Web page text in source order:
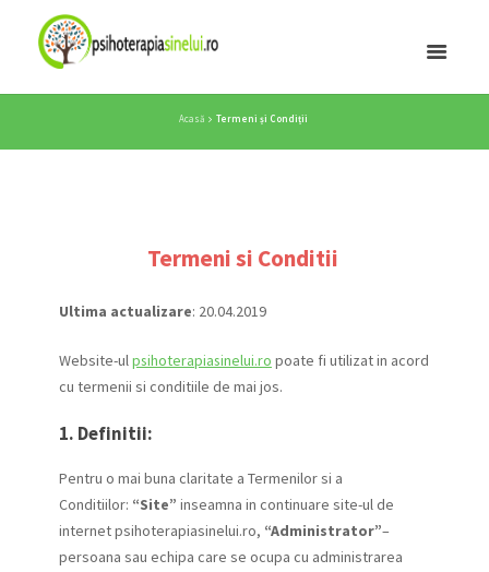
Acasă Termeni și Condiții
Termeni si Conditii
Ultima actualizare: 20.04.2019
Website-ulpsihoterapiasinelui.ro poate fi utilizat in acord
cu termenii si conditiile de mai jos.
1. Definitii:
Pentru o mai buna claritate a Termenilor si a
Conditiilor: “Site” inseamna in continuare site-ul de
internet psihoterapiasinelui.ro, “Administrator”–
persoana sau echipa care se ocupa cu administrarea